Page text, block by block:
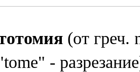
(от греч.
-